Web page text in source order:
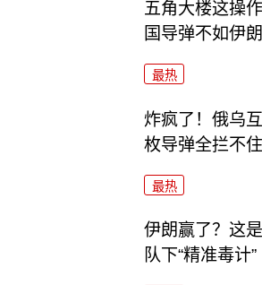
五角大楼这操
国导弹不如伊朗
最热
炸疯了！俄乌
枚导弹全拦不住
最热
伊朗赢了？这
队下“精准毒计”